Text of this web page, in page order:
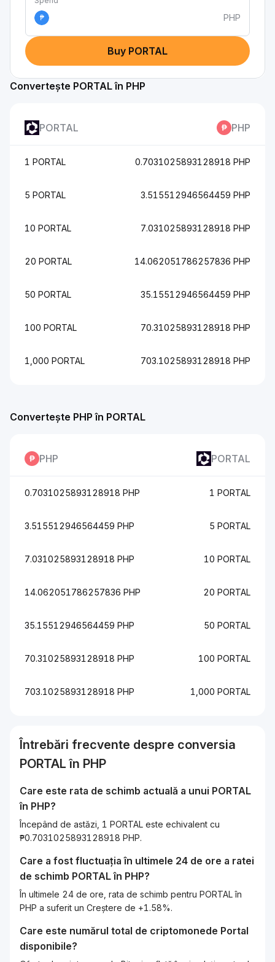
₱
PHP
Buy PORTAL
Convertește PORTAL în PHP
PORTAL PHP
1 PORTAL 0.7031025893128918 PHP
5 PORTAL 3.515512946564459 PHP
10 PORTAL 7.031025893128918 PHP
20 PORTAL 14.062051786257836 PHP
50 PORTAL 35.15512946564459 PHP
100 PORTAL 70.31025893128918 PHP
1,000 PORTAL 703.1025893128918 PHP
Convertește PHP în PORTAL
PHP PORTAL
0.7031025893128918 PHP 1 PORTAL
3.515512946564459 PHP 5 PORTAL
7.031025893128918 PHP 10 PORTAL
14.062051786257836 PHP 20 PORTAL
35.15512946564459 PHP 50 PORTAL
70.31025893128918 PHP 100 PORTAL
703.1025893128918 PHP 1,000 PORTAL
Întrebări frecvente despre conversia
PORTAL în PHP
Care este rata de schimb actuală a unui PORTAL
în PHP?
Începând de astăzi, 1 PORTAL este echivalent cu
₱0.7031025893128918 PHP.
Care a fost fluctuația în ultimele 24 de ore a ratei
de schimb PORTALîn PHP?
În ultimele 24 de ore, rata de schimb pentru PORTAL în
PHP a suferit un Creștere de +1.58%.
Care este numărul total de criptomonede Portal
disponibile?